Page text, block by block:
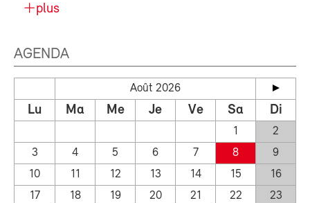
plus
AGENDA
Août 2026
Lu Ma Me Je Ve Sa Di
1
2
3
4 5 6 7 8
9
10
11 12 13 14 15
16
17
18 19 20 21 22
23